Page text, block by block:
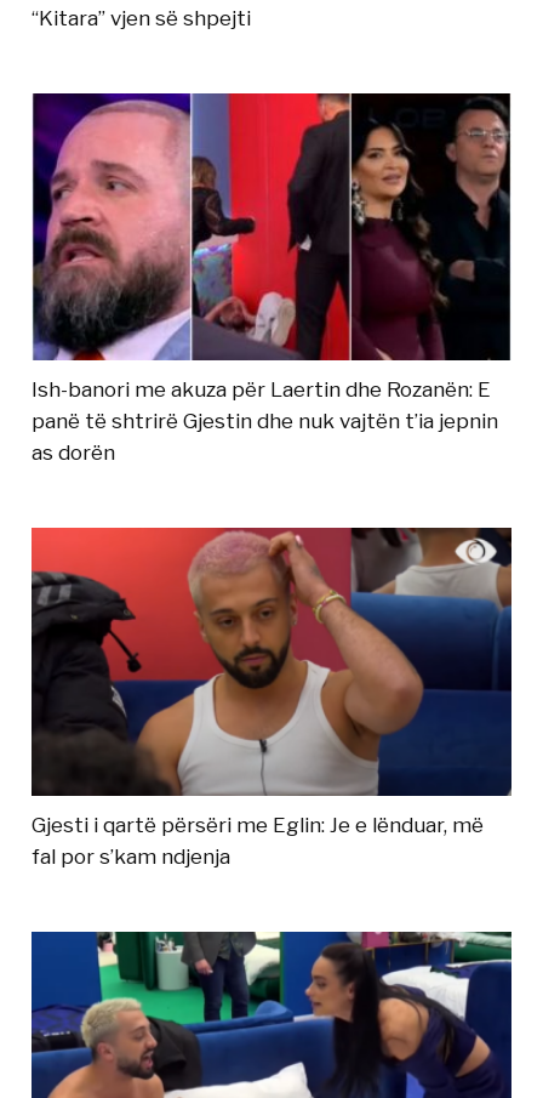
“Kitara” vjen së shpejti
Ish-banori me akuza për Laertin dhe Rozanën: E
panë të shtrirë Gjestin dhe nuk vajtën t’ia jepnin
as dorën
Gjesti i qartë përsëri me Eglin: Je e lënduar, më
fal por s’kam ndjenja